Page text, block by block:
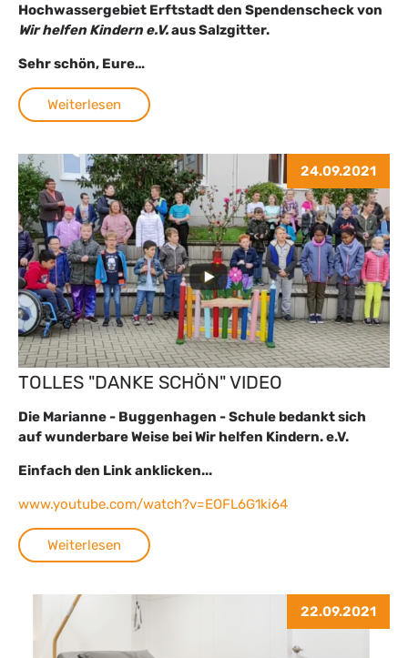
Hochwassergebiet Erftstadt den Spendenscheck von
Wir helfen Kindern e.V.aus Salzgitter.
Sehr schön, Eure…
Weiterlesen
24.09.2021
TOLLES "DANKE SCHÖN" VIDEO
Die Marianne - Buggenhagen - Schule bedankt sich
auf wunderbare Weise bei Wir helfen Kindern. e.V.
Einfach den Link anklicken...
www.youtube.com/watch?v=EOFL6G1ki64
Weiterlesen
22.09.2021